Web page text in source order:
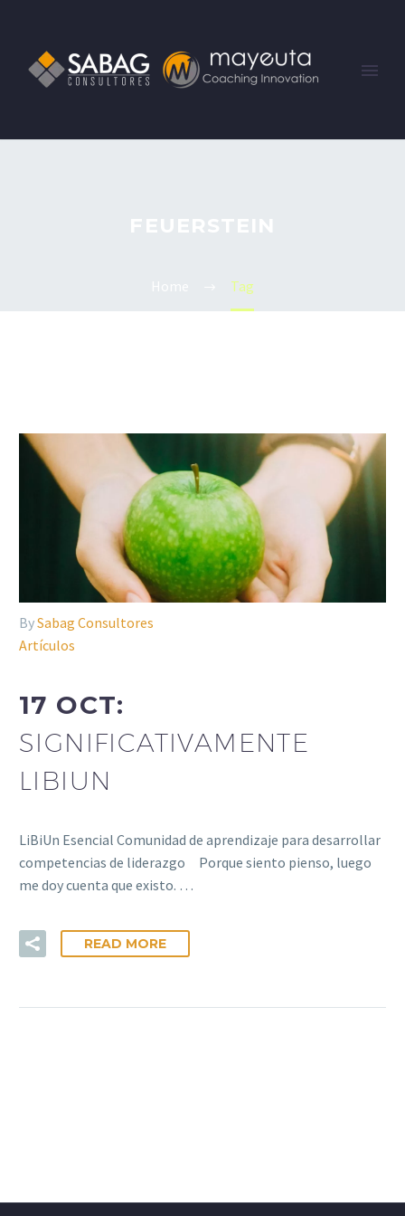
Tag
BySabag Consultores
Artículos
17 OCT:
SIGNIFICATIVAMENTE
LIBIUN
LiBiUn Esencial Comunidad de aprendizaje para desarrollar
competencias de liderazgo Porque siento pienso, luego
me doy cuenta que existo. …
READ MORE